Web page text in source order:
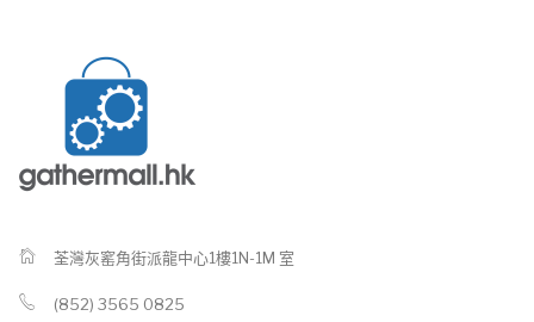
荃灣灰窰角街派龍中心1樓1N-1M 室
(852) 3565 0825